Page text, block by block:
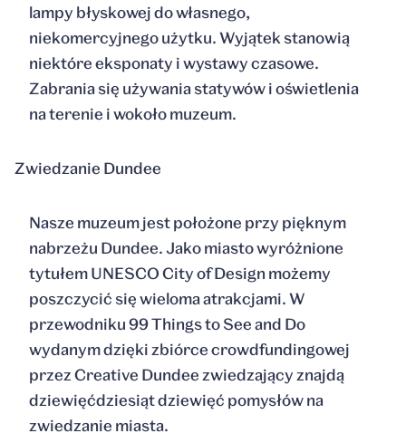
lampy błyskowej do własnego,
niekomercyjnego użytku. Wyjątek stanowią
niektóre eksponaty i wystawy czasowe.
Zabrania się używania statywów i oświetlenia
na terenie i wokoło muzeum.
Zwiedzanie Dundee
Nasze muzeum jest położone przy pięknym
nabrzeżu Dundee. Jako miasto wyróżnione
tytułem UNESCO City of Design możemy
poszczycić się wieloma atrakcjami. W
przewodniku99 Things to See and Do
wydanym dzięki zbiórce crowdfundingowej
przez Creative Dundee zwiedzający znajdą
dziewięćdziesiąt dziewięć pomysłów na
zwiedzanie miasta.